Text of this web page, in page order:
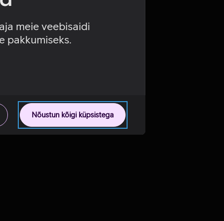
meie veebisaidi
pakkumiseks.
Nõustun kõigi küpsistega